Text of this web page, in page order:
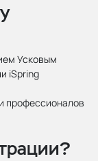
Усковым
iSpring
профессионалов